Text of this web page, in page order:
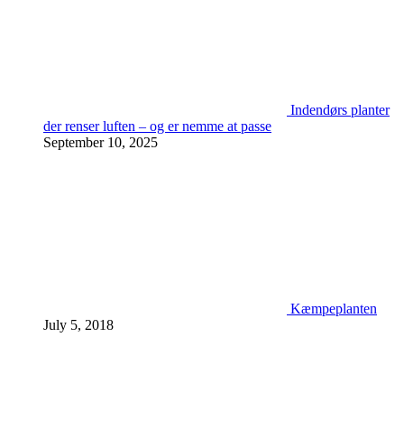
Indendørs planter
der renser luften – og er nemme at passe
September 10, 2025
Kæmpeplanten
July 5, 2018